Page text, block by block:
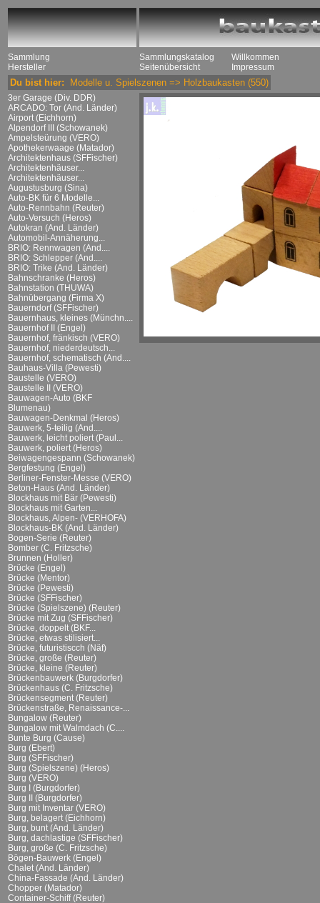
Sammlung
Hersteller
Sammlungskatalog
Seitenübersicht
Willkommen
Impressum
Du bist hier: Modelle u. Spielszenen => Holzbaukasten (550)
3er Garage (Div. DDR)
ARCADO: Tor (And. Länder)
Airport (Eichhorn)
Alpendorf III (Schowanek)
Ampelsteürung (VERO)
Apothekerwaage (Matador)
Architektenhaus (SFFischer)
Architektenhäuser...
Architektenhäuser...
Augustusburg (Sina)
Auto-BK für 6 Modelle...
Auto-Rennbahn (Reuter)
Auto-Versuch (Heros)
Autokran (And. Länder)
Automobil-Annäherung...
BRIO: Rennwagen (And....
BRIO: Schlepper (And....
BRIO: Trike (And. Länder)
Bahnschranke (Heros)
Bahnstation (THUWA)
Bahnübergang (Firma X)
Bauerndorf (SFFischer)
Bauernhaus, kleines (Münchn....
Bauernhof II (Engel)
Bauernhof, fränkisch (VERO)
Bauernhof, niederdeutsch...
Bauernhof, schematisch (And....
Bauhaus-Villa (Pewesti)
Baustelle (VERO)
Baustelle II (VERO)
Bauwagen-Auto (BKF
Blumenau)
Bauwagen-Denkmal (Heros)
Bauwerk, 5-teilig (And....
Bauwerk, leicht poliert (Paul...
Bauwerk, poliert (Heros)
Beiwagengespann (Schowanek)
Bergfestung (Engel)
Berliner-Fenster-Messe (VERO)
Beton-Haus (And. Länder)
Blockhaus mit Bär (Pewesti)
Blockhaus mit Garten...
Blockhaus, Alpen- (VERHOFA)
Blockhaus-BK (And. Länder)
Bogen-Serie (Reuter)
Bomber (C. Fritzsche)
Brunnen (Holler)
Brücke (Engel)
Brücke (Mentor)
Brücke (Pewesti)
Brücke (SFFischer)
Brücke (Spielszene) (Reuter)
Brücke mit Zug (SFFischer)
Brücke, doppelt (BKF...
Brücke, etwas stilisiert...
Brücke, futuristiscch (Näf)
Brücke, große (Reuter)
Brücke, kleine (Reuter)
Brückenbauwerk (Burgdorfer)
Brückenhaus (C. Fritzsche)
Brückensegment (Reuter)
Brückenstraße, Renaissance-...
Bungalow (Reuter)
Bungalow mit Walmdach (C....
Bunte Burg (Cause)
Burg (Ebert)
Burg (SFFischer)
Burg (Spielszene) (Heros)
Burg (VERO)
Burg I (Burgdorfer)
Burg II (Burgdorfer)
Burg mit Inventar (VERO)
Burg, belagert (Eichhorn)
Burg, bunt (And. Länder)
Burg, dachlastige (SFFischer)
Burg, große (C. Fritzsche)
Bögen-Bauwerk (Engel)
Chalet (And. Länder)
China-Fassade (And. Länder)
Chopper (Matador)
Container-Schiff (Reuter)